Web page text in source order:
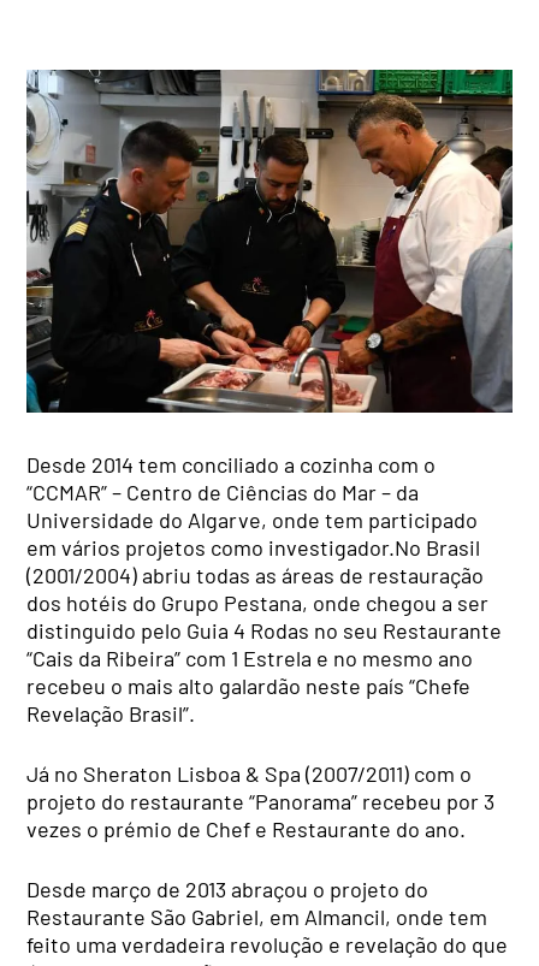
Desde 2014 tem conciliado a cozinha com o
“CCMAR” – Centro de Ciências do Mar – da
Universidade do Algarve, onde tem participado
em vários projetos como investigador.No Brasil
(2001/2004) abriu todas as áreas de restauração
dos hotéis do Grupo Pestana, onde chegou a ser
distinguido pelo Guia 4 Rodas no seu Restaurante
“Cais da Ribeira” com 1 Estrela e no mesmo ano
recebeu o mais alto galardão neste país “Chefe
Revelação Brasil”.
Já no Sheraton Lisboa & Spa (2007/2011) com o
projeto do restaurante “Panorama” recebeu por 3
vezes o prémio de Chef e Restaurante do ano.
Desde março de 2013 abraçou o projeto do
Restaurante São Gabriel, em Almancil, onde tem
feito uma verdadeira revolução e revelação do que